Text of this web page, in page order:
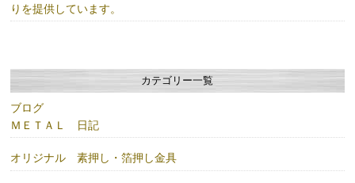
りを提供しています。
カテゴリー一覧
ブログ
ＭＥＴＡＬ 日記
オリジナル 素押し・箔押し金具